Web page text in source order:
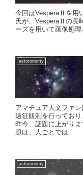
今回はVesperaⅡを用
氏が、VesperaⅡの長
ーズを用いて画像処理
astoronomy
アマチュア天文ファ
遠征観測を行ってお
昨今、話題に上がり
題は、人ごとでは...
astoronomy